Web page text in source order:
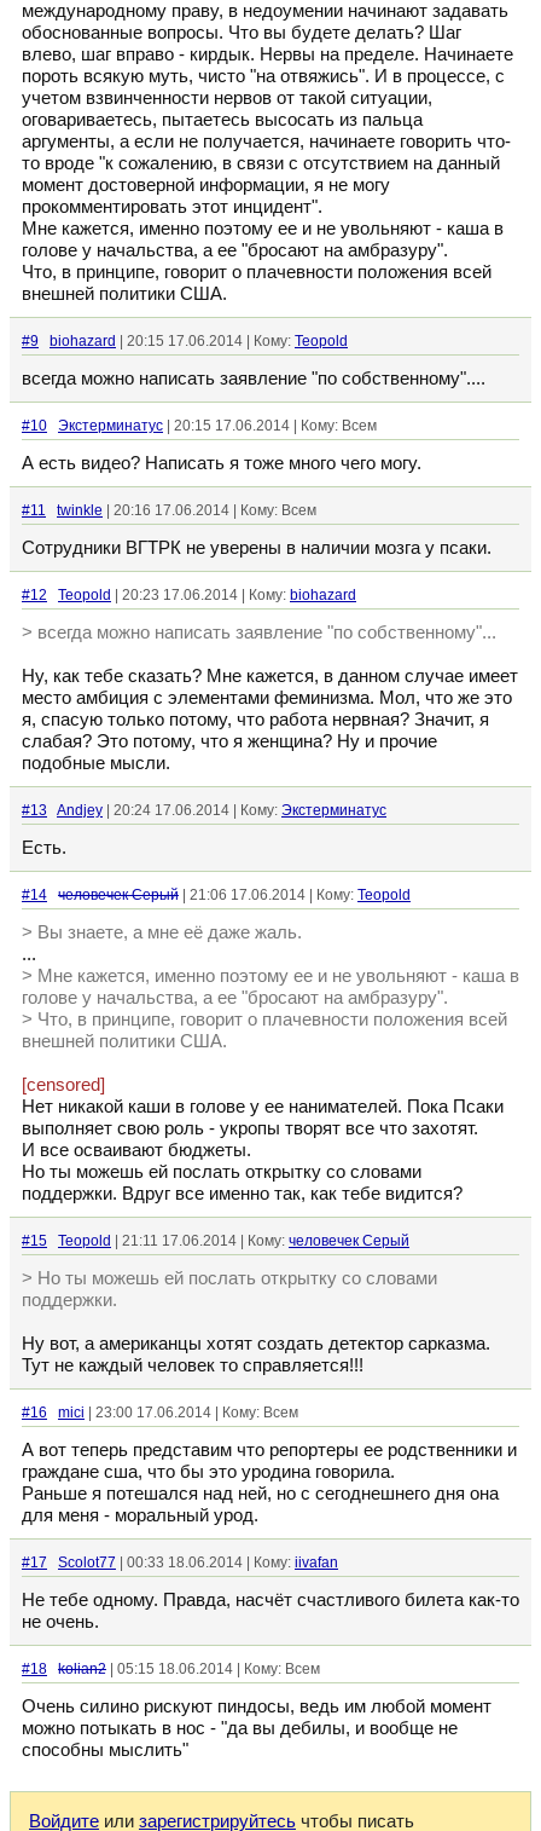
международному праву, в недоумении начинают задавать
обоснованные вопросы. Что вы будете делать? Шаг
влево, шаг вправо - кирдык. Нервы на пределе. Начинаете
пороть всякую муть, чисто "на отвяжись". И в процессе, с
учетом взвинченности нервов от такой ситуации,
оговариваетесь, пытаетесь высосать из пальца
аргументы, а если не получается, начинаете говорить что-
то вроде "к сожалению, в связи с отсутствием на данный
момент достоверной информации, я не могу
прокомментировать этот инцидент".
Мне кажется, именно поэтому ее и не увольняют - каша в
голове у начальства, а ее "бросают на амбразуру".
Что, в принципе, говорит о плачевности положения всей
внешней политики США.
#9 biohazard | 20:15 17.06.2014 | Кому: Teopold
всегда можно написать заявление "по собственному"....
#10 Экстерминатус | 20:15 17.06.2014 | Кому: Всем
А есть видео? Написать я тоже много чего могу.
#11 twinkle | 20:16 17.06.2014 | Кому: Всем
Сотрудники ВГТРК не уверены в наличии мозга у псаки.
#12 Teopold | 20:23 17.06.2014 | Кому: biohazard
> всегда можно написать заявление "по собственному"...
Ну, как тебе сказать? Мне кажется, в данном случае имеет
место амбиция с элементами феминизма. Мол, что же это
я, спасую только потому, что работа нервная? Значит, я
слабая? Это потому, что я женщина? Ну и прочие
подобные мысли.
#13 Andjey | 20:24 17.06.2014 | Кому: Экстерминатус
Есть.
#14 человечек Серый | 21:06 17.06.2014 | Кому: Teopold
> Вы знаете, а мне её даже жаль.
...
> Мне кажется, именно поэтому ее и не увольняют - каша в
голове у начальства, а ее "бросают на амбразуру".
> Что, в принципе, говорит о плачевности положения всей
внешней политики США.
[censored]
Нет никакой каши в голове у ее нанимателей. Пока Псаки
выполняет свою роль - укропы творят все что захотят.
И все осваивают бюджеты.
Но ты можешь ей послать открытку со словами
поддержки. Вдруг все именно так, как тебе видится?
#15 Teopold | 21:11 17.06.2014 | Кому: человечек Серый
> Но ты можешь ей послать открытку со словами
поддержки.
Ну вот, а американцы хотят создать детектор сарказма.
Тут не каждый человек то справляется!!!
#16 mici | 23:00 17.06.2014 | Кому: Всем
А вот теперь представим что репортеры ее родственники и
граждане сша, что бы это уродина говорила.
Раньше я потешался над ней, но с сегоднешнего дня она
для меня - моральный урод.
#17 Scolot77 | 00:33 18.06.2014 | Кому: iivafan
Не тебе одному. Правда, насчёт счастливого билета как-то
не очень.
#18 kolian2 | 05:15 18.06.2014 | Кому: Всем
Очень силино рискуют пиндосы, ведь им любой момент
можно потыкать в нос - "да вы дебилы, и вообще не
способны мыслить"
Войдите или зарегистрируйтесь чтобы писать